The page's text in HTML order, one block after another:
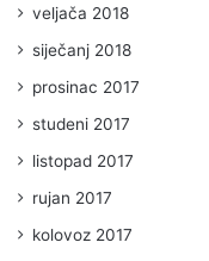
veljača 2018
siječanj 2018
prosinac 2017
studeni 2017
listopad 2017
rujan 2017
kolovoz 2017